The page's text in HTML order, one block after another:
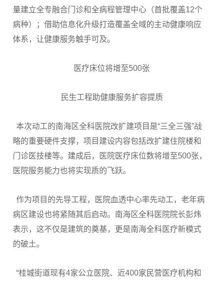
量建立全专融合门诊和全病程管理中心（首批覆盖12个
病种）；借助信息化升级打造覆盖全域的主动健康响应
体系，让健康服务触手可及。
医疗床位将增至500张
民生工程助健康服务扩容提质
本次动工的南海区全科医院改扩建项目是“三全三强”战
略的重要硬件支撑，项目建设内容包括改扩建住院楼和
门诊医技楼等。建成后，医院医疗床位数将增至500张，
医院服务能力也将实现质的飞跃。
作为项目的先导工程，医院血透中心率先动工，老年病
病区建设也将紧随其后启动。南海区全科医院院长彭炜
表示，这不仅是建筑的奠基，更是南海全科医疗新模式
的破土。
“桂城街道现有4家公立医院、近400家民营医疗机构和